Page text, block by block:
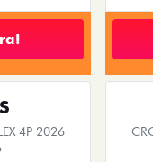
4P 2026